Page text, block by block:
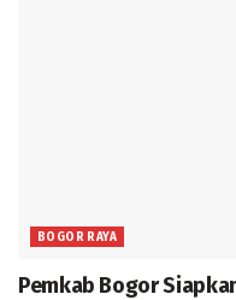
BOGOR RAYA
Pemkab Bogor